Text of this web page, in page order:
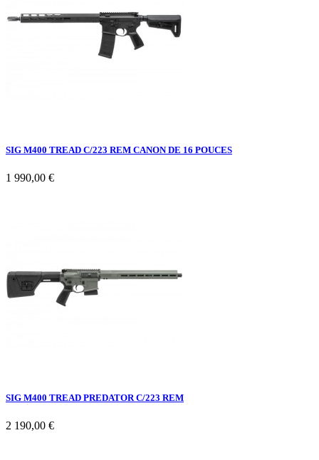
SIG M400 TREAD C/223 REM CANON DE 16 POUCES
1 990,00 €
SIG M400 TREAD PREDATOR C/223 REM
2 190,00 €